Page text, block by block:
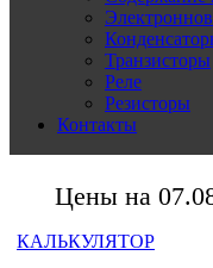
Транзисторы
Реле
Резисторы
Контакты
Цены на
КАЛЬКУЛЯТОР